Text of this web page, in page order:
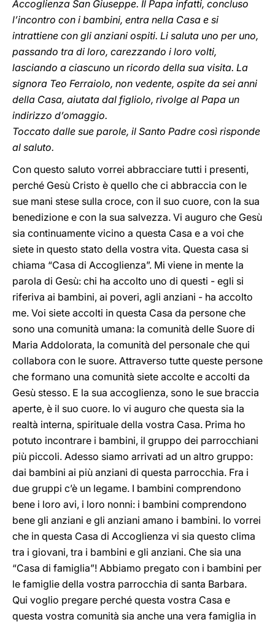
Accoglienza San Giuseppe. Il Papa infatti, concluso
l’incontro con i bambini, entra nella Casa e si
intrattiene con gli anziani ospiti. Li saluta uno per uno,
passando tra di loro, carezzando i loro volti,
lasciando a ciascuno un ricordo della sua visita. La
signora Teo Ferraiolo, non vedente, ospite da sei anni
della Casa, aiutata dal figliolo, rivolge al Papa un
indirizzo d’omaggio.
Toccato dalle sue parole, il Santo Padre così risponde
al saluto.
Con questo saluto vorrei abbracciare tutti i presenti,
perché Gesù Cristo è quello che ci abbraccia con le
sue mani stese sulla croce, con il suo cuore, con la sua
benedizione e con la sua salvezza. Vi auguro che Gesù
sia continuamente vicino a questa Casa e a voi che
siete in questo stato della vostra vita. Questa casa si
chiama “Casa di Accoglienza”. Mi viene in mente la
parola di Gesù: chi ha accolto uno di questi - egli si
riferiva ai bambini, ai poveri, agli anziani - ha accolto
me. Voi siete accolti in questa Casa da persone che
sono una comunità umana: la comunità delle Suore di
Maria Addolorata, la comunità del personale che qui
collabora con le suore. Attraverso tutte queste persone
che formano una comunità siete accolte e accolti da
Gesù stesso. E la sua accoglienza, sono le sue braccia
aperte, è il suo cuore. Io vi auguro che questa sia la
realtà interna, spirituale della vostra Casa. Prima ho
potuto incontrare i bambini, il gruppo dei parrocchiani
più piccoli. Adesso siamo arrivati ad un altro gruppo:
dai bambini ai più anziani di questa parrocchia. Fra i
due gruppi c’è un legame. I bambini comprendono
bene i loro avi, i loro nonni: i bambini comprendono
bene gli anziani e gli anziani amano i bambini. Io vorrei
che in questa Casa di Accoglienza vi sia questo clima
tra i giovani, tra i bambini e gli anziani. Che sia una
“Casa di famiglia”! Abbiamo pregato con i bambini per
le famiglie della vostra parrocchia di santa Barbara.
Qui voglio pregare perché questa vostra Casa e
questa vostra comunità sia anche una vera famiglia in